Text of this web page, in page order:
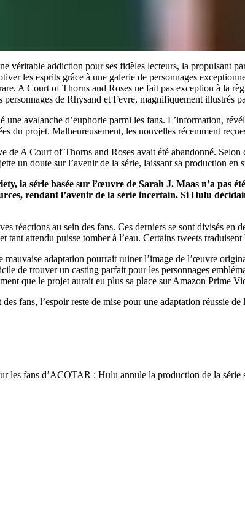
addiction pour ses fidèles lecteurs, la propulsant
les esprits grâce à une galerie de personnages
A Court of Thorns and Roses ne fait pas exception à la
de Rhysand et Feyre, magnifiquement illustrés
avalanche d’euphorie parmi les fans. L’information,
du projet. Malheureusement, les nouvelles récemment
de A Court of Thorns and Roses avait été abandonné.
un doute sur l’avenir de la série, laissant sa production en
la série basée sur l’œuvre de Sarah J. Maas n’a pas
rendant l’avenir de la série incertain. Si Hulu
réactions au sein des fans. Ces derniers se sont divisés
attendu puisse tomber à l’eau. Certains tweets
adaptation pourrait ruiner l’image de l’œuvre
de trouver un casting parfait pour les personnages
que le projet aurait eu plus sa place sur Amazon Prime
fans, l’espoir reste de mise pour une adaptation réussie
les fans d’ACOTAR : Hulu annule la production de la série